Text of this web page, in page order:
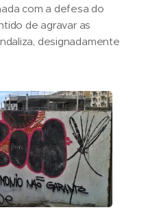
com a defesa do
de agravar as
designadamente